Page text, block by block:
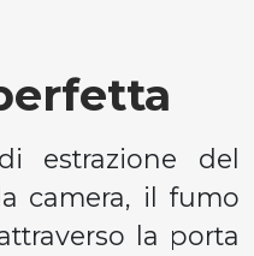
estrazione del
camera, il fumo
la porta